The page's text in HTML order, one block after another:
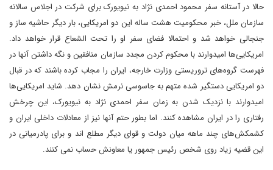
حالا در آستانه سفر محمود احمدی نژاد به نیویورک برای شرکت در اجلاس سالانه
سازمان ملل، خبر محکومیت هشت ساله این دو امریکایی، بار دیگر حاشیه ساز و
جنجالی خواهد شد و احتمالا فضای سفر او را تحت الشعاع قرار خواهد داد.
امریکایی‌ها امیدوارند با محکوم کردن مجدد سازمان منافقین و نگه داشتن آنها در
فهرست گروه‌های تروریستی وزارت خارجه، ایران را مجاب کرده باشند که در قبال
دو امریکایی دستگیر شده متهم به جاسوسی نرمش نشان دهد. شاید امریکایی‌ها
امیدوارند با نزدیک شدن به زمان سفر احمدی نژاد به نیویورک، این چرخش
رفتاری را در ایران مشاهده کنند. اما بطور حتم آنها نیز از معادلات داخلی ایران و
کشمکش‌های چند ماهه میان دولت و قوای دیگر مطلع اند و برای پادرمیانی در
این قضیه زیاد روی شخص رئیس جمهور یا معاونش حساب نمی کنند.